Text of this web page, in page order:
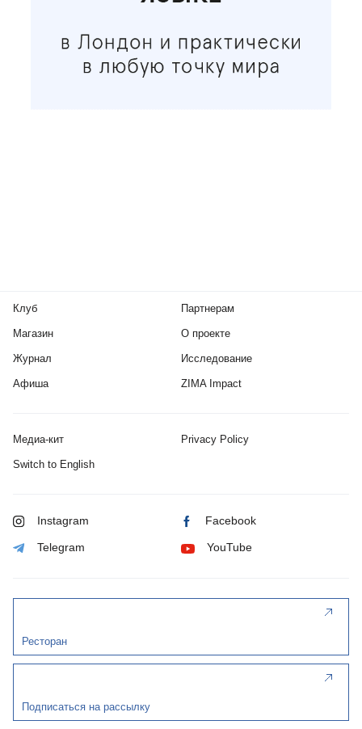
Клуб
Магазин
Журнал
Афиша
Партнерам
О проекте
Исследование
ZIMA Impact
Медиа-кит Privacy Policy
Switch to English
Instagram Facebook
Telegram YouTube
Ресторан
Подписаться на рассылку